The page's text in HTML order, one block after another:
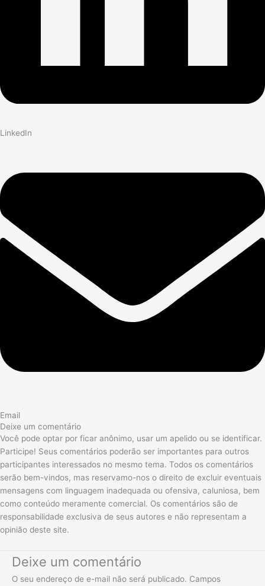
LinkedIn
Email
Deixe um comentário
Você pode optar por ficar anônimo, usar um apelido ou se identificar.
Participe! Seus comentários poderão ser importantes para outros
participantes interessados no mesmo tema. Todos os comentários
serão bem-vindos, mas reservamo-nos o direito de excluir eventuais
mensagens com linguagem inadequada ou ofensiva, caluniosa, bem
como conteúdo meramente comercial. Os comentários são de
responsabilidade exclusiva de seus autores e não representam a
opinião deste site.
Deixe um comentário
O seu endereço de e-mail não será publicado. Campos